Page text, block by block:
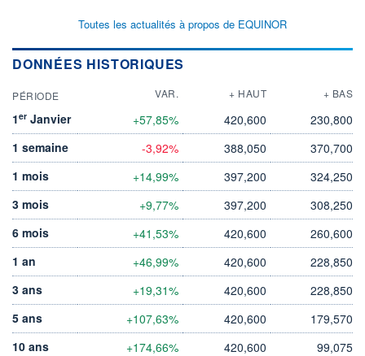
Toutes les actualités à propos de EQUINOR
DONNÉES HISTORIQUES
PÉRIODE VAR. + HAUT + BAS
1er Janvier +57,85% 420,600
230,800
1 semaine
-3,92% 388,050
370,700
1 mois
+14,99% 397,200
324,250
3 mois
+9,77% 397,200
308,250
6 mois
+41,53% 420,600
260,600
1 an
+46,99% 420,600
228,850
3 ans
+19,31% 420,600
228,850
5 ans
+107,63% 420,600
179,570
10 ans
+174,66% 420,600
99,075